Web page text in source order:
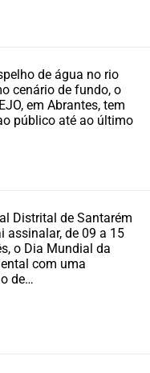
de água no rio
cenário de fundo, o
em Abrantes, tem
público até ao último
Distrital de Santarém
assinalar, de 09 a 15
o Dia Mundial da
com uma
de…